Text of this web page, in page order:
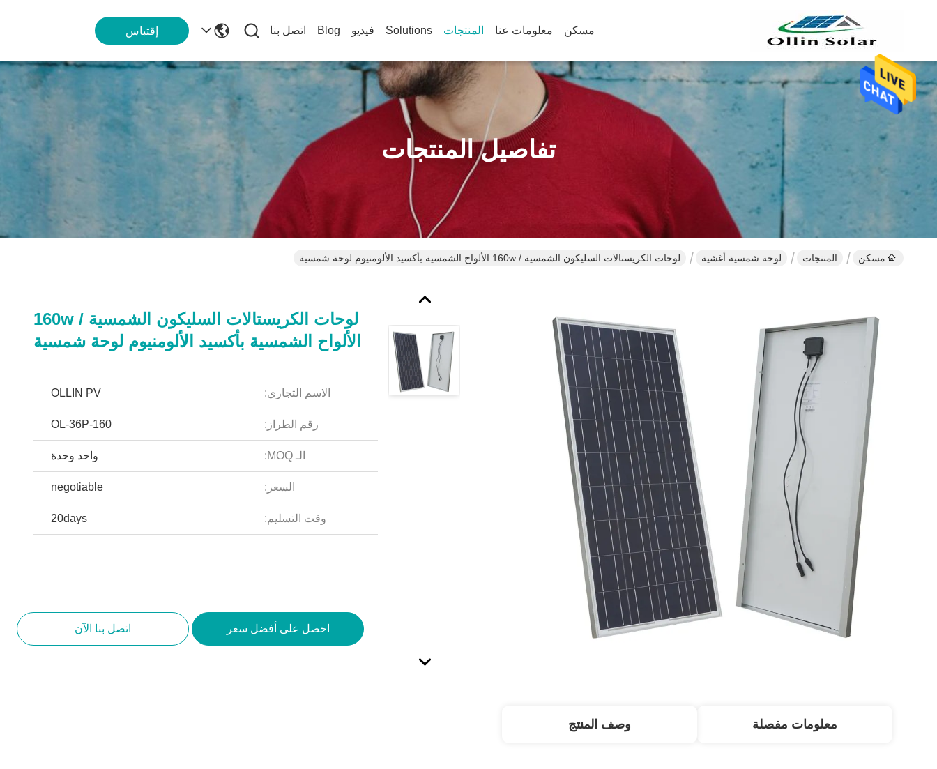
مسكن معلومات عنا المنتجات Solutions فيديو Blog اتصل بنا إقتباس
تفاصيل المنتجات
مسكن المنتجات لوحة شمسية أغشية لوحات الكريستالات السليكون الشمسية / 160w الألواح الشمسية بأكسيد الألومنيوم لوحة شمسية
لوحات الكريستالات السليكون الشمسية / 160w
الألواح الشمسية بأكسيد الألومنيوم لوحة شمسية
الاسم التجاري: OLLIN PV
رقم الطراز: OL-36P-160
الـ MOQ: واحد وحدة
السعر: negotiable
وقت التسليم: 20days
احصل على أفضل سعر اتصل بنا الآن
معلومات مفصلة وصف المنتج